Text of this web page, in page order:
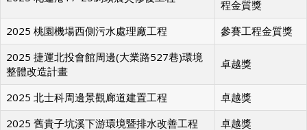
榮獲2025全國工
程金質獎
2025 桃園機場西側污水處理廠工程
參賽工程金質獎
2025 捷運北投會館周邊(大業路527巷)環境
整體改造計畫
2025 北士科周邊景觀廊道建置工程
卓越獎